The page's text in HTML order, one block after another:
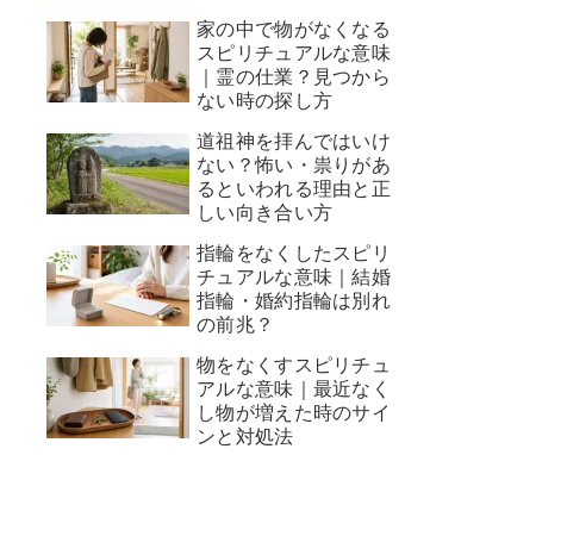
家の中で物がなくなる
スピリチュアルな意味
｜霊の仕業？見つから
ない時の探し方
道祖神を拝んではいけ
ない？怖い・祟りがあ
るといわれる理由と正
しい向き合い方
指輪をなくしたスピリ
チュアルな意味｜結婚
指輪・婚約指輪は別れ
の前兆？
物をなくすスピリチュ
アルな意味｜最近なく
し物が増えた時のサイ
ンと対処法